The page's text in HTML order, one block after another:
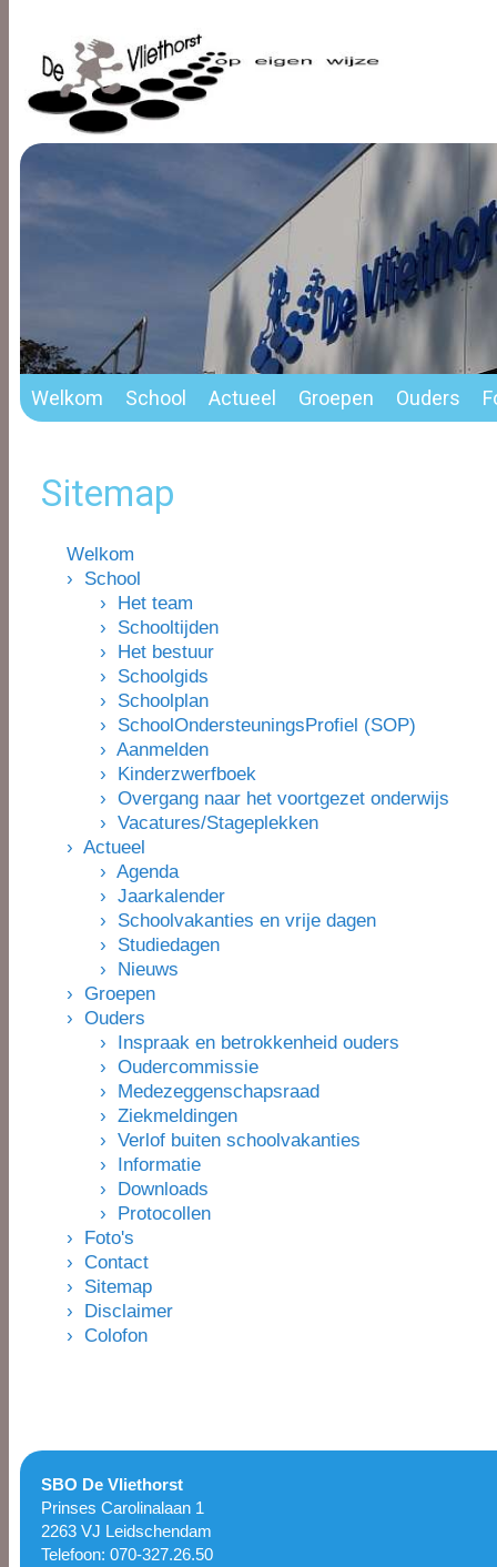
Welkom School Actueel Groepen Ouders
Sitemap
Welkom
› School
› Het team
› Schooltijden
› Het bestuur
› Schoolgids
› Schoolplan
› SchoolOndersteuningsProfiel (SOP)
› Aanmelden
› Kinderzwerfboek
› Overgang naar het voortgezet onderwijs
› Vacatures/Stageplekken
› Actueel
› Agenda
› Jaarkalender
› Schoolvakanties en vrije dagen
› Studiedagen
› Nieuws
› Groepen
› Ouders
› Inspraak en betrokkenheid ouders
› Oudercommissie
› Medezeggenschapsraad
› Ziekmeldingen
› Verlof buiten schoolvakanties
› Informatie
› Downloads
› Protocollen
› Foto's
› Contact
› Sitemap
› Disclaimer
› Colofon
SBO De Vliethorst
Prinses Carolinalaan 1
2263 VJ Leidschendam
Telefoon: 070-327.26.50